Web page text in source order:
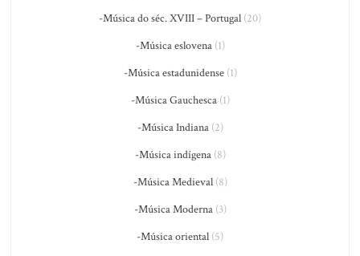
-Música do séc. XVIII – Portugal (20)
-Música eslovena(1)
-Música estadunidense(1)
-Música Gauchesca(1)
-Música Indiana(2)
-Música indígena(8)
-Música Medieval(8)
-Música Moderna(3)
-Música oriental (5)